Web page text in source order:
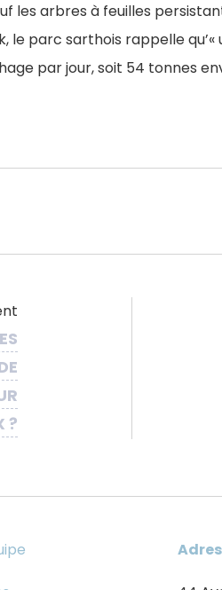
les arbres à feuilles
le parc sarthois rappelle
par jour, soit 54 tonnes
?